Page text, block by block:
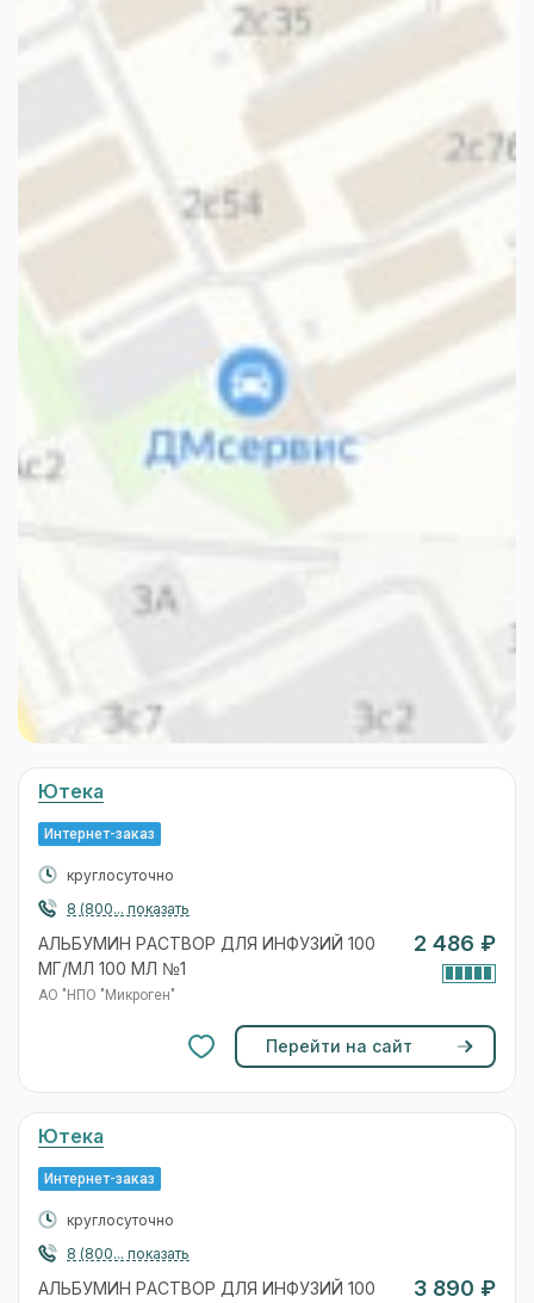
Ютека
Интернет-заказ
круглосуточно
8 (800... показать
АЛЬБУМИН РАСТВОР ДЛЯ ИНФУЗИЙ 100
МГ/МЛ 100 МЛ №1
АО "НПО "Микроген"
2 486 ₽
Перейти на сайт
Ютека
Интернет-заказ
круглосуточно
8 (800... показать
АЛЬБУМИН РАСТВОР ДЛЯ ИНФУЗИЙ 100
3 890 ₽